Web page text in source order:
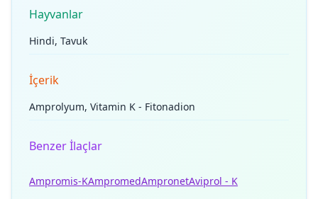
Hayvanlar
Hindi, Tavuk
İçerik
Amprolyum, Vitamin K - Fitonadion
Benzer İlaçlar
Ampromis-KAmpromedAmpronetAviprol - K